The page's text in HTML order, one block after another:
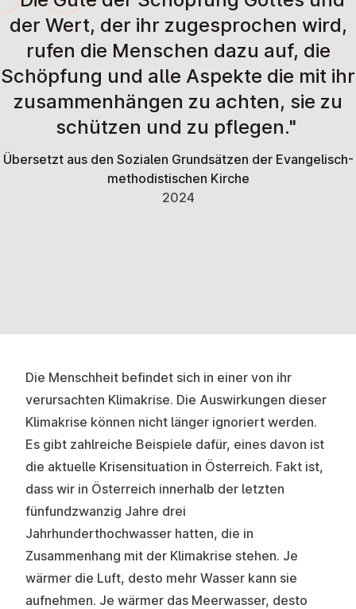
der Wert, der ihr zugesprochen wird,
rufen die Menschen dazu auf, die
Schöpfung und alle Aspekte die mit ihr
zusammenhängen zu achten, sie zu
schützen und zu pflegen."
Übersetzt aus den Sozialen Grundsätzen der Evangelisch-
methodistischen Kirche
2024
Die Menschheit befindet sich in einer von ihr
verursachten Klimakrise. Die Auswirkungen dieser
Klimakrise können nicht länger ignoriert werden.
Es gibt zahlreiche Beispiele dafür, eines davon ist
die aktuelle Krisensituation in Österreich. Fakt ist,
dass wir in Österreich innerhalb der letzten
fünfundzwanzig Jahre drei
Jahrhunderthochwasser hatten, die in
Zusammenhang mit der Klimakrise stehen. Je
wärmer die Luft, desto mehr Wasser kann sie
aufnehmen. Je wärmer das Meerwasser, desto